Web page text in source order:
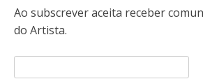
Ao subscrever aceita receber
do Artista.